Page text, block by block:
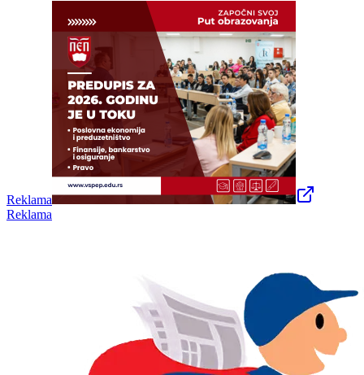
Reklama
Reklama